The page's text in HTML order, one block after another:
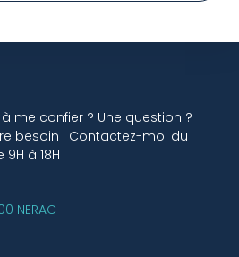
me confier ? Une question ?
besoin ! Contactez-moi du
à 18H
NERAC